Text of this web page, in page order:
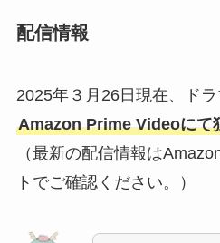
配信情報
2025年３月26日現在、ド
Amazon Prime Videoにて
（最新の配信情報は
トでご確認ください。）